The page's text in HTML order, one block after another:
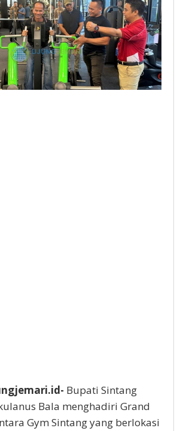
Bupati Sintang
Bala menghadiri Grand
Gym Sintang yang berlokasi